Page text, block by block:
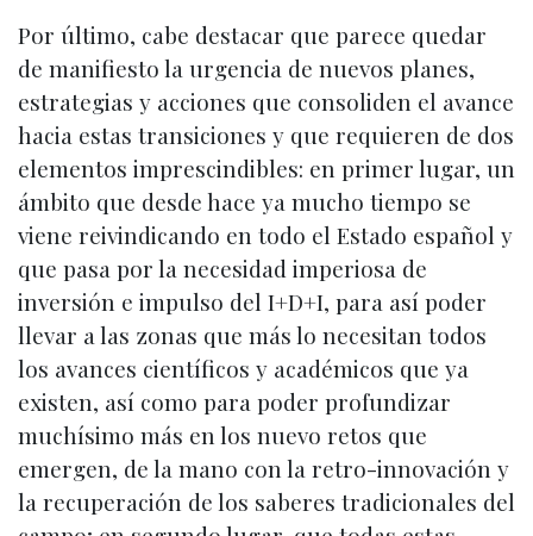
Por último, cabe destacar que parece quedar
de manifiesto la urgencia de nuevos planes,
estrategias y acciones que consoliden el avance
hacia estas transiciones y que requieren de dos
elementos imprescindibles: en primer lugar, un
ámbito que desde hace ya mucho tiempo se
viene reivindicando en todo el Estado español y
que pasa por la necesidad imperiosa de
inversión e impulso del I+D+I, para así poder
llevar a las zonas que más lo necesitan todos
los avances científicos y académicos que ya
existen, así como para poder profundizar
muchísimo más en los nuevo retos que
emergen, de la mano con la retro-innovación y
la recuperación de los saberes tradicionales del